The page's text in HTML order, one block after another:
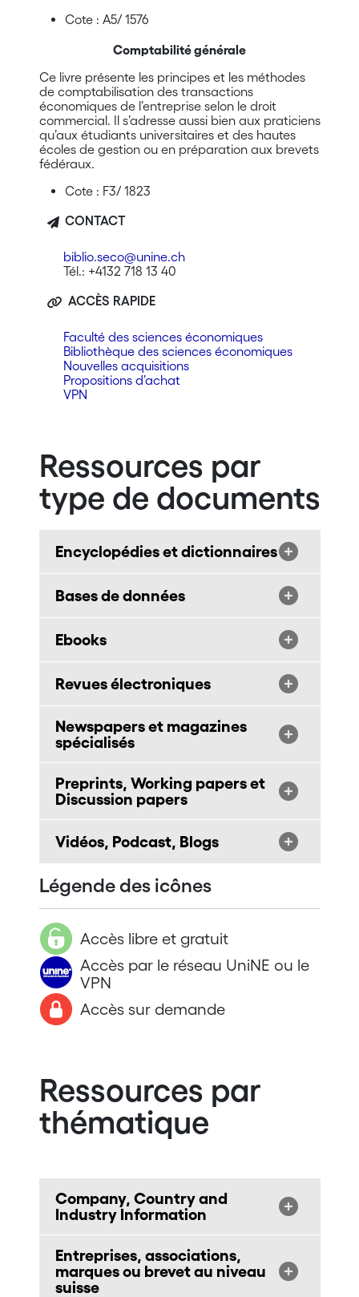
Cote : A5/ 1576
Comptabilité générale
Ce livre présente les principes et les méthodes
de comptabilisation des transactions
économiques de l’entreprise selon le droit
commercial. Il s’adresse aussi bien aux praticiens
qu’aux étudiants universitaires et des hautes
écoles de gestion ou en préparation aux brevets
fédéraux.
Cote : F3/ 1823
CONTACT
biblio.seco@unine.ch
Tél.: +4132 718 13 40
ACCÈS RAPIDE
Faculté des sciences économiques
Bibliothèque des sciences économiques
Nouvelles acquisitions
Propositions d’achat
VPN
Ressources par
type de documents
Encyclopédies et dictionnaires
Bases de données
Ebooks
Revues électroniques
Newspapers et magazines
spécialisés
Preprints, Working papers et
Discussion papers
Vidéos, Podcast, Blogs
Légende des icônes
Accès libre et gratuit
Accès par le réseau UniNE ou le
VPN
Accès sur demande
Ressources par
thématique
Company, Country and
Industry Information
Entreprises, associations,
marques ou brevet au niveau
suisse